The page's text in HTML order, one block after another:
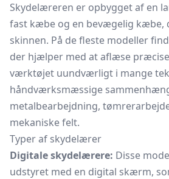
Skydelæreren er opbygget af en
fast kæbe og en bevægelig kæbe,
skinnen. På de fleste modeller
der hjælper med at aflæse
værktøjet uundværligt i mange
håndværksmæssige
metalbearbejdning,
mekaniske felt.
Typer af skydelærer
Digitale skydelærere: Disse
udstyret med en digital skærm,